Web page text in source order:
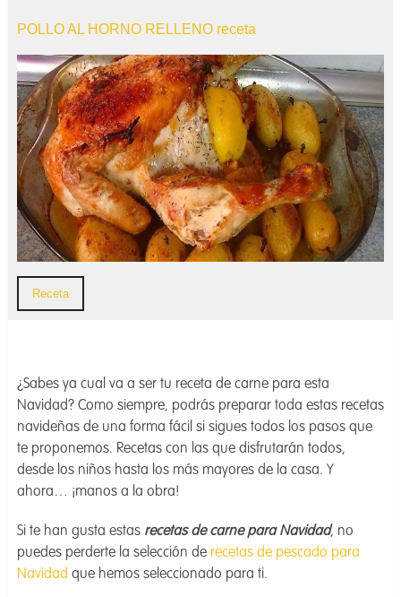
POLLO AL HORNO RELLENO receta
Receta
¿Sabes ya cual va a ser tu receta de carne para esta
Navidad? Como siempre, podrás preparar toda estas recetas
navideñas de una forma fácil si sigues todos los pasos que
te proponemos. Recetas con las que disfrutarán todos,
desde los niños hasta los más mayores de la casa. Y
ahora… ¡manos a la obra!
Si te han gusta estas recetas de carne para Navidad, no
puedes perderte la selección de recetas de pescado para
Navidad que hemos seleccionado para ti.